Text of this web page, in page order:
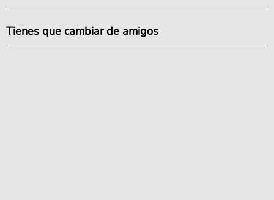
Tienes que cambiar de amigos